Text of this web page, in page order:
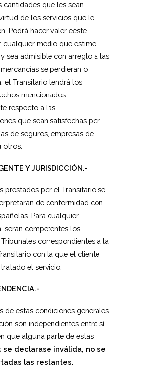
cantidades que les sean
de los servicios que le
Podrá hacer valer eéste
cualquier medio que estime
sea admisible con arreglo a las
se perdieran o
el Transitario tendrá los
mencionados
respecto a las
que sean satisfechas por
de seguros, empresas de
otros.
Y JURISDICCIÓN.-
prestados por el Transitario se
de conformidad con
Para cualquier
serán competentes los
correspondientes a la
con la que el cliente
el servicio.
de estas condiciones generales
son independientes entre sí.
que alguna parte de estas
se declarase inválida, no se
las restantes.